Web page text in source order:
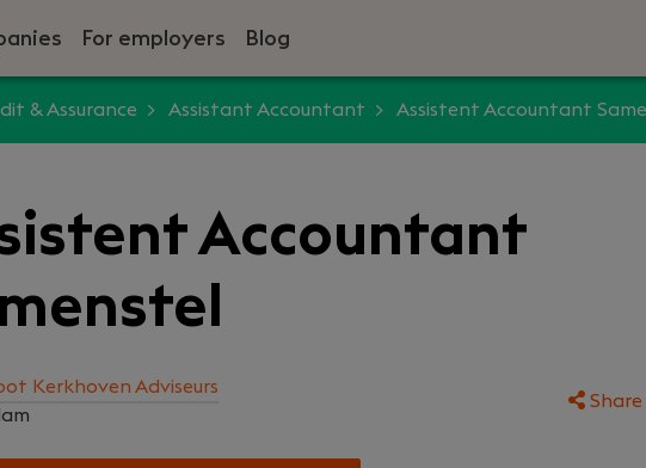
For employers Blog
& Assurance Assistant Accountant Assistent Accountant
Accountant
Kerkhoven Adviseurs
Share